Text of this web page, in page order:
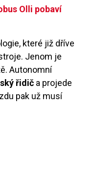
Olli pobaví
které již dříve
Jenom je
Autonomní
řidič a projede
pak už musí